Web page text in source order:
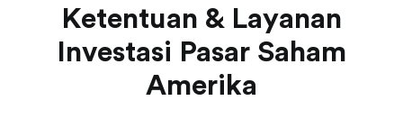
Ketentuan & Layanan
Investasi Pasar Saham
Amerika